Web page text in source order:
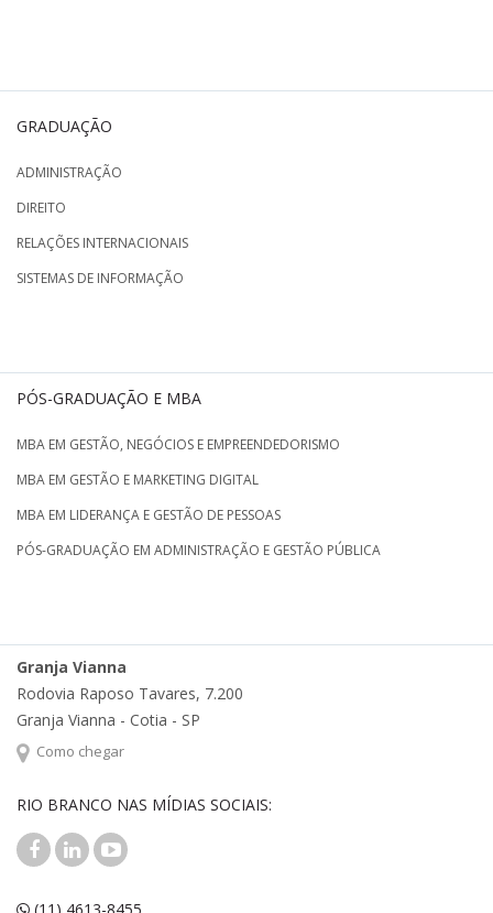
GRADUAÇÃO
ADMINISTRAÇÃO
DIREITO
RELAÇÕES INTERNACIONAIS
SISTEMAS DE INFORMAÇÃO
PÓS-GRADUAÇÃO E MBA
MBA EM GESTÃO, NEGÓCIOS E EMPREENDEDORISMO
MBA EM GESTÃO E MARKETING DIGITAL
MBA EM LIDERANÇA E GESTÃO DE PESSOAS
PÓS-GRADUAÇÃO EM ADMINISTRAÇÃO E GESTÃO PÚBLICA
Granja Vianna
Rodovia Raposo Tavares, 7.200
Granja Vianna - Cotia - SP
Como chegar
RIO BRANCO NAS MÍDIAS SOCIAIS: